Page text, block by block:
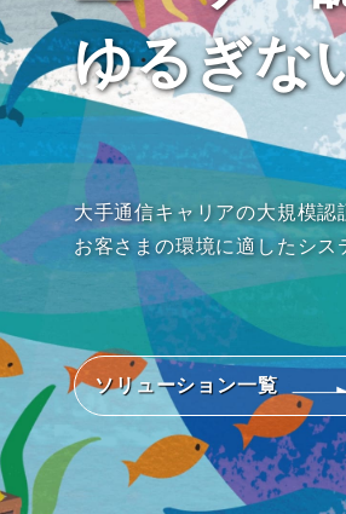
ゆるぎな
大手通信キャリアの大規模
お客さまの環境に適したシス
ソリューション一覧